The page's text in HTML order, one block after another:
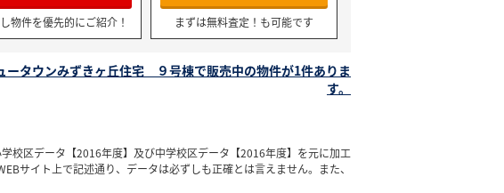
物件を優先的にご紹介！
まずは無料査定！も可能です
ータウンみずきヶ丘住宅 ９号棟で販売中の物件が1件ありま
す。
校区データ【2016年度】及び中学校区データ【2016年度】を元に加工
サイト上で記述通り、データは必ずしも正確とは言えません。また、